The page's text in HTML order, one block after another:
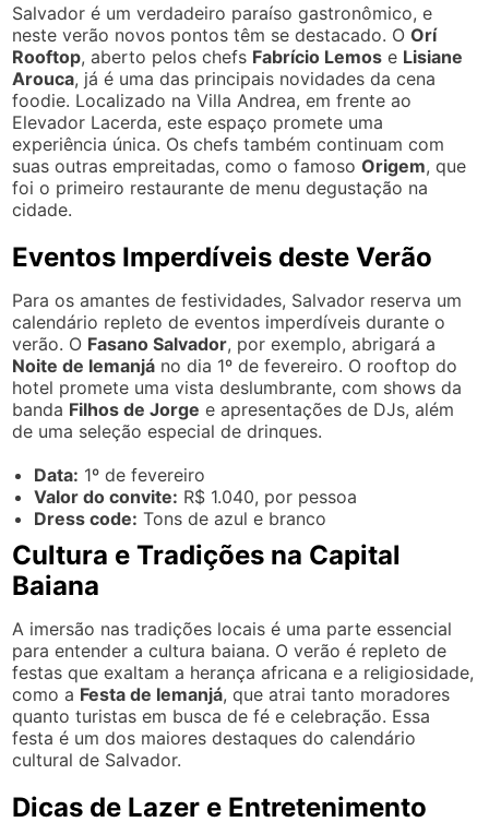
Salvador é um verdadeiro paraíso gastronômico, e
neste verão novos pontos têm se destacado. OOrí
Rooftop, aberto pelos chefs Fabrício Lemos e Lisiane
Arouca, já é uma das principais novidades da cena
foodie. Localizado na Villa Andrea, em frente ao
Elevador Lacerda, este espaço promete uma
experiência única. Os chefs também continuam com
suas outras empreitadas, como o famosoOrigem, que
foi o primeiro restaurante de menu degustação na
cidade.
Eventos Imperdíveis deste Verão
Para os amantes de festividades, Salvador reserva um
calendário repleto de eventos imperdíveis durante o
verão. O Fasano Salvador, por exemplo, abrigará a
Noite de Iemanjá no dia 1º de fevereiro. O rooftop do
hotel promete uma vista deslumbrante, com shows da
banda Filhos de Jorge e apresentações de DJs, além
de uma seleção especial de drinques.
Data: 1º de fevereiro
Valor do convite: R$ 1.040, por pessoa
Dress code: Tons de azul e branco
Cultura e Tradições na Capital
Baiana
A imersão nas tradições locais é uma parte essencial
para entender a cultura baiana. O verão é repleto de
festas que exaltam a herança africana e a religiosidade,
como a Festa de Iemanjá, que atrai tanto moradores
quanto turistas em busca de fé e celebração. Essa
festa é um dos maiores destaques do calendário
cultural de Salvador.
Dicas de Lazer e Entretenimento